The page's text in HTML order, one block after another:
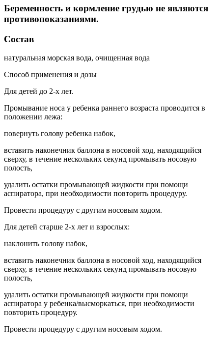
Беременность и кормление грудью не являются
противопоказаниями.
Состав
натуральная морская вода, очищенная вода
Способ применения и дозы
Для детей до 2-х лет.
Промывание носа у ребенка раннего возраста проводится в
положении лежа:
повернуть голову ребенка набок,
вставить наконечник баллона в носовой ход, находящийся
сверху, в течение нескольких секунд промывать носовую
полость,
удалить остатки промывающей жидкости при помощи
аспиратора, при необходимости повторить процедуру.
Провести процедуру с другим носовым ходом.
Для детей старше 2-х лет и взрослых:
наклонить голову набок,
вставить наконечник баллона в носовой ход, находящийся
сверху, в течение нескольких секунд промывать носовую
полость,
удалить остатки промывающей жидкости при помощи
аспиратора у ребенка/высморкаться, при необходимости
повторить процедуру.
Провести процедуру с другим носовым ходом.